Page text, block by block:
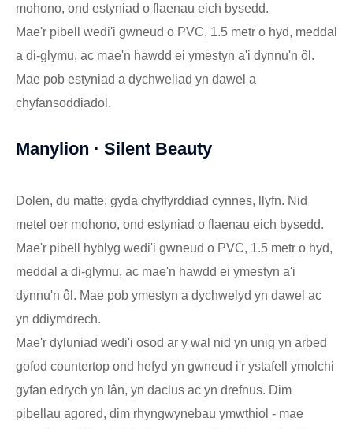
mohono, ond estyniad o flaenau eich bysedd.
Mae'r pibell wedi'i gwneud o PVC, 1.5 metr o hyd, meddal
a di-glymu, ac mae'n hawdd ei ymestyn a'i dynnu'n ôl.
Mae pob estyniad a dychweliad yn dawel a
chyfansoddiadol.
Manylion · Silent Beauty
Dolen, du matte, gyda chyffyrddiad cynnes, llyfn. Nid
metel oer mohono, ond estyniad o flaenau eich bysedd.
Mae'r pibell hyblyg wedi'i gwneud o PVC, 1.5 metr o hyd,
meddal a di-glymu, ac mae'n hawdd ei ymestyn a'i
dynnu'n ôl. Mae pob ymestyn a dychwelyd yn dawel ac
yn ddiymdrech.
Mae'r dyluniad wedi'i osod ar y wal nid yn unig yn arbed
gofod countertop ond hefyd yn gwneud i'r ystafell ymolchi
gyfan edrych yn lân, yn daclus ac yn drefnus. Dim
pibellau agored, dim rhyngwynebau ymwthiol - mae